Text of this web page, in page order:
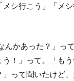
メシ行こう」「メ
んかあった？」っ
う！」って。「も
」って聞いたけど